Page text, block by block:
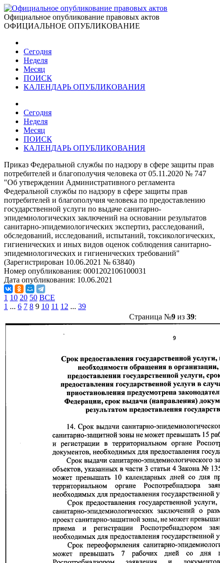
Официальное опубликование правовых актов
ОФИЦИАЛЬНОЕ ОПУБЛИКОВАНИЕ
Сегодня
Неделя
Месяц
ПОИСК
КАЛЕНДАРЬ ОПУБЛИКОВАНИЯ
Сегодня
Неделя
Месяц
ПОИСК
КАЛЕНДАРЬ ОПУБЛИКОВАНИЯ
Приказ Федеральной службы по надзору в сфере защиты прав
потребителей и благополучия человека от 05.11.2020 № 747
"Об утверждении Административного регламента
Федеральной службы по надзору в сфере защиты прав
потребителей и благополучия человека по предоставлению
государственной услуги по выдаче санитарно-
эпидемиологических заключений на основании результатов
санитарно-эпидемиологических экспертиз, расследований,
обследований, исследований, испытаний, токсикологических,
гигиенических и иных видов оценок соблюдения санитарно-
эпидемиологических и гигиенических требований"
(Зарегистрирован 10.06.2021 № 63840)
Номер опубликования: 0001202106100031
Дата опубликования: 10.06.2021
1 10 20 50 ВСЕ
1 ... 6 7 8 9 10 11 12 ... 39
Страница №9из 39: